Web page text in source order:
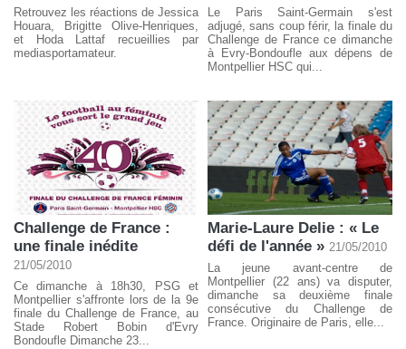
Retrouvez les réactions de Jessica
Houara, Brigitte Olive-Henriques,
et Hoda Lattaf recueillies par
mediasportamateur.
Le Paris Saint-Germain s'est
adjugé, sans coup férir, la finale du
Challenge de France ce dimanche
à Evry-Bondoufle aux dépens de
Montpellier HSC qui...
Challenge de France :
une finale inédite
21/05/2010
Ce dimanche à 18h30, PSG et
Montpellier s'affronte lors de la 9e
finale du Challenge de France, au
Stade Robert Bobin d'Evry
Bondoufle Dimanche 23...
Marie-Laure Delie : « Le
défi de l'année » 21/05/2010
La jeune avant-centre de
Montpellier (22 ans) va disputer,
dimanche sa deuxième finale
consécutive du Challenge de
France. Originaire de Paris, elle...